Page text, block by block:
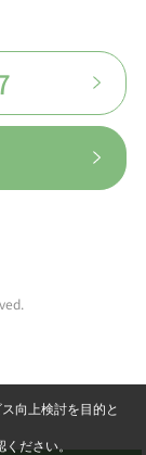
向上検討を目的と
ください。